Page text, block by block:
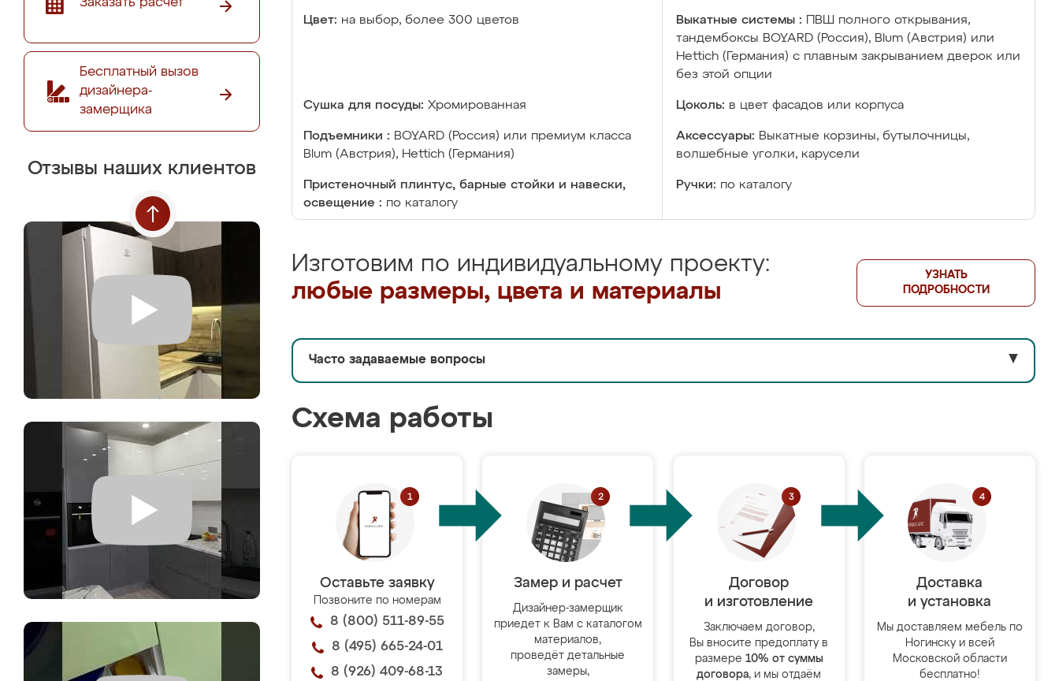
Бесплатный вызов
дизайнера-
замерщика
Отзывы наших клиентов
Цвет: на выбор, более 300 цветов Выкатные системы :
ПВШ полного открывания,
тандембоксы BOYARD (Россия), Blum (Австрия) или
Hettich (Германия) с плавным закрыванием дверок или
без этой опции
Сушка для посуды: Хромированная Цоколь: в цвет фасадов или корпуса
Подъемники : BOYARD (Россия) или премиум класса
Blum (Австрия), Hettich (Германия)
Аксессуары: Выкатные корзины, бутылочницы,
волшебные уголки, карусели
Пристеночный плинтус, барные стойки и навески,
освещение : по каталогу
Ручки: по каталогу
Изготовим по индивидуальному проекту:
любые размеры, цвета и материалы
УЗНАТЬ
ПОДРОБНОСТИ
Часто задаваемые вопросы ▼
Схема работы
Оставьте заявку
Позвоните по номерам
8 (800) 511-89-55
8 (495) 665-24-01
8 (926) 409-68-13
Замер и расчет
Дизайнер-замерщик
приедет к Вам с каталогом
материалов,
проведёт детальные
замеры,
Договор
и изготовление
Заключаем договор,
Вы вносите предоплату в
размере 10% от суммы
договора, и мы отдаём
Доставка
и установка
Мы доставляем мебель по
Ногинску и всей
Московской области
бесплатно!